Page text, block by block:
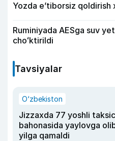
Yozda e’tiborsiz qoldirish
Ruminiyada AESga suv
choʻktirildi
Tavsiyalar
O‘zbekiston
Jizzaxda 77 yoshli
bahonasida yaylovga
yilga qamaldi